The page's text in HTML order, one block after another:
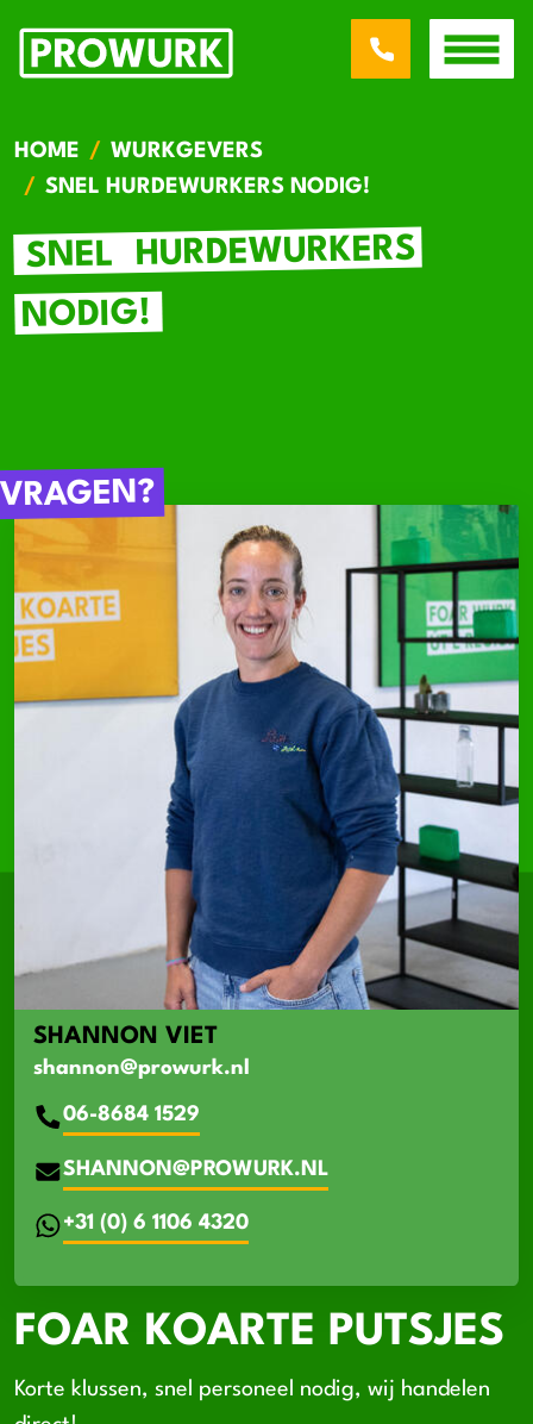
HOME
WURKGEVERS
SNEL HURDEWURKERS NODIG!
SNEL HURDEWURKERS
NODIG!
VRAGEN?
SHANNON VIET
shannon@prowurk.nl
06-8684 1529
SHANNON@PROWURK.NL
+31 (0) 6 1106 4320
FOAR KOARTE PUTSJES
Korte klussen, snel personeel nodig, wij handelen